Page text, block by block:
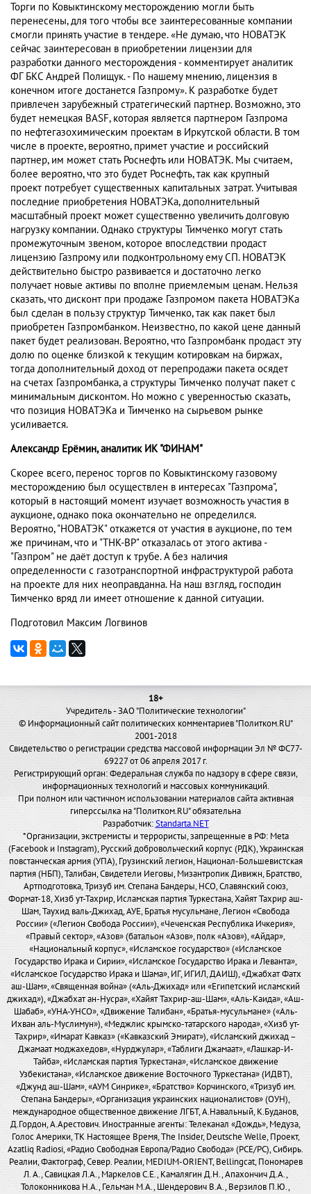
Торги по Ковыктинскому месторождению могли быть
перенесены, для того чтобы все заинтересованные компании
смогли принять участие в тендере. «Не думаю, что НОВАТЭК
сейчас заинтересован в приобретении лицензии для
разработки данного месторождения - комментирует аналитик
ФГ БКС Андрей Полищук. - По нашему мнению, лицензия в
конечном итоге достанется Газпрому». К разработке будет
привлечен зарубежный стратегический партнер. Возможно, это
будет немецкая BASF, которая является партнером Газпрома
по нефтегазохимическим проектам в Иркутской области. В том
числе в проекте, вероятно, примет участие и российский
партнер, им может стать Роснефть или НОВАТЭК. Мы считаем,
более вероятно, что это будет Роснефть, так как крупный
проект потребует существенных капитальных затрат. Учитывая
последние приобретения НОВАТЭКа, дополнительный
масштабный проект может существенно увеличить долговую
нагрузку компании. Однако структуры Тимченко могут стать
промежуточным звеном, которое впоследствии продаст
лицензию Газпрому или подконтрольному ему СП. НОВАТЭК
действительно быстро развивается и достаточно легко
получает новые активы по вполне приемлемым ценам. Нельзя
сказать, что дисконт при продаже Газпромом пакета НОВАТЭКа
был сделан в пользу структур Тимченко, так как пакет был
приобретен Газпромбанком. Неизвестно, по какой цене данный
пакет будет реализован. Вероятно, что Газпромбанк продаст эту
долю по оценке близкой к текущим котировкам на биржах,
тогда дополнительный доход от перепродажи пакета осядет
на счетах Газпромбанка, а структуры Тимченко получат пакет с
минимальным дисконтом. Но можно с уверенностью сказать,
что позиция НОВАТЭКа и Тимченко на сырьевом рынке
усиливается.
Александр Ерёмин, аналитик ИК "ФИНАМ"
Скорее всего, перенос торгов по Ковыктинскому газовому
месторождению был осуществлен в интересах "Газпрома",
который в настоящий момент изучает возможность участия в
аукционе, однако пока окончательно не определился.
Вероятно, "НОВАТЭК" откажется от участия в аукционе, по тем
же причинам, что и "ТНК-ВР" отказалась от этого актива -
"Газпром" не даёт доступ к трубе. А без наличия
определенности с газотранспортной инфраструктурой работа
на проекте для них неоправданна. На наш взгляд, господин
Тимченко вряд ли имеет отношение к данной ситуации.
Подготовил Максим Логвинов
18+
Учредитель - ЗАО "Политические технологии"
© Информационный сайт политических комментариев "Политком.RU"
2001-2018
Свидетельство о регистрации средства массовой информации Эл № ФС77-
69227 от 06 апреля 2017 г.
Регистрирующий орган: Федеральная служба по надзору в сфере связи,
информационных технологий и массовых коммуникаций.
При полном или частичном использовании материалов сайта активная
гиперссылка на "Политком.RU" обязательна
Разработчик:Standarta.NET
*Организации, экстремисты и террористы, запрещенные в РФ: Meta
(Facebook и Instagram), Русский добровольческий корпус (РДК), Украинская
повстанческая армия (УПА), Грузинский легион, Национал-Большевистская
партия (НБП), Талибан, Свидетели Иеговы, Мизантропик Дивижн, Братство,
Артподготовка, Тризуб им. Степана Бандеры, НСО, Славянский союз,
Формат-18, Хизб ут-Тахрир, Исламская партия Туркестана, Хайят Тахрир аш-
Шам, Таухид валь-Джихад, АУЕ, Братья мусульмане, Легион «Свобода
России» («Легион Свобода России»), «Чеченская Республика Ичкерия»,
«Правый сектор», «Азов» (батальон «Азов», полк «Азов»), «Айдар»,
«Национальный корпус», «Исламское государство» («Исламское
Государство Ирака и Сирии», «Исламское Государство Ирака и Леванта»,
«Исламское Государство Ирака и Шама», ИГ, ИГИЛ, ДАИШ), «Джабхат Фатх
аш-Шам», «Священная война» («Аль-Джихад» или «Египетский исламский
джихад»), «Джабхат ан-Нусра», «Хайят Тахрир-аш-Шам», «Аль-Каида», «Аш-
Шабаб», «УНА-УНСО», «Движение Талибан», «Братья-мусульмане» («Аль-
Ихван аль-Муслимун»), «Меджлис крымско-татарского народа», «Хизб ут-
Тахрир», «Имарат Кавказ» («Кавказский Эмират»), «Исламский джихад –
Джамаат моджахедов», «Нурджулар», «Таблиги Джамаат», «Лашкар-И-
Тайба», «Исламская партия Туркестана», «Исламское движение
Узбекистана», «Исламское движение Восточного Туркестана» (ИДВТ),
«Джунд аш-Шам», «АУМ Синрике», «Братство» Корчинского, «Тризуб им.
Степана Бандеры», «Организация украинских националистов» (ОУН),
международное общественное движение ЛГБТ, А.Навальный, К.Буданов,
Д.Гордон, А.Арестович. Иностранные агенты: Телеканал «Дождь», Медуза,
Голос Америки, ТК Настоящее Время, The Insider, Deutsche Welle, Проект,
Azatliq Radiosi, «Радио Свободная Европа/Радио Свобода» (PCE/PC), Сибирь.
Реалии, Фактограф, Север. Реалии, MEDIUM-ORIENT, Bellingcat, Пономарев
Л. А., Савицкая Л.А., Маркелов С.Е., Камалягин Д.Н., Апахончич Д.А.,
Толоконникова Н.А., Гельман М.А., Шендерович В.А., Верзилов П.Ю.,